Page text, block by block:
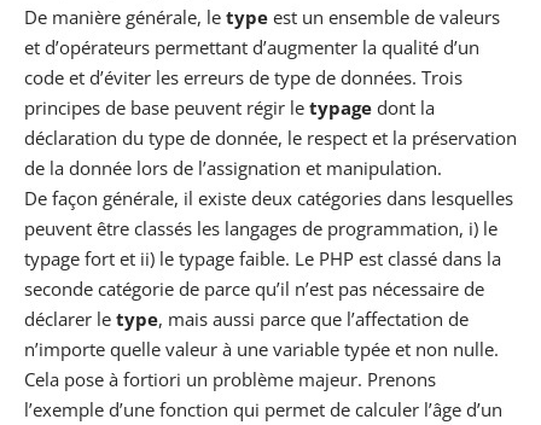
De manière générale, le type est un ensemble de valeurs
et d’opérateurs permettant d’augmenter la qualité d’un
code et d’éviter les erreurs de type de données. Trois
principes de base peuvent régir le typage dont la
déclaration du type de donnée, le respect et la préservation
de la donnée lors de l’assignation et manipulation.
De façon générale, il existe deux catégories dans lesquelles
peuvent être classés les langages de programmation, i) le
typage fort et ii) le typage faible. Le PHP est classé dans la
seconde catégorie de parce qu’il n’est pas nécessaire de
déclarer le type, mais aussi parce que l’affectation de
n’importe quelle valeur à une variable typée et non nulle.
Cela pose à fortiori un problème majeur. Prenons
l’exemple d’une fonction qui permet de calculer l’âge d’un